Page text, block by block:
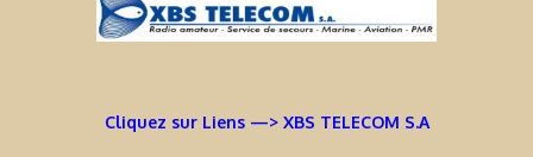
Cliquez sur Liens —> XBS TELECOM S.A